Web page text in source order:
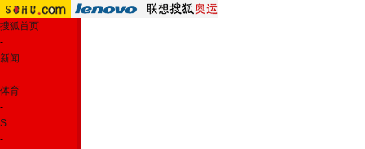
搜狐首页
-
新闻
-
体育
-
S
-